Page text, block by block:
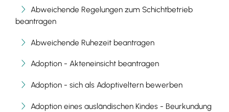
Abweichende Regelungen zum Schichtbetrieb
beantragen
Abweichende Ruhezeit beantragen
Adoption - Akteneinsicht beantragen
Adoption - sich als Adoptiveltern bewerben
Adoption eines ausländischen Kindes - Beurkundung